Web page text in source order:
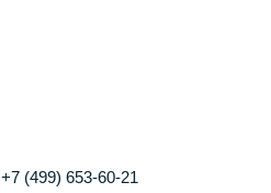
+7 (499) 653-60-21